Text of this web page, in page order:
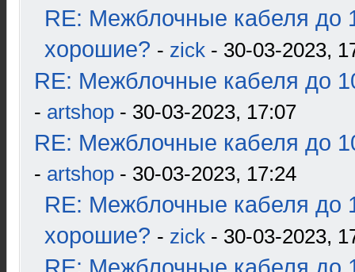
RE: Межблочные кабеля до
хорошие? - zick - 30-03-2023,
RE: Межблочные кабеля до
- artshop - 30-03-2023, 17:07
RE: Межблочные кабеля до
- artshop - 30-03-2023, 17:24
RE: Межблочные кабеля до
хорошие? - zick - 30-03-2023,